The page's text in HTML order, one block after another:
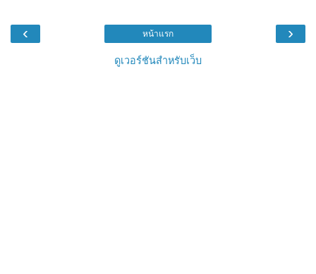
‹ ›
หน้าแรก
ดูเวอร์ชันสำหรับเว็บ